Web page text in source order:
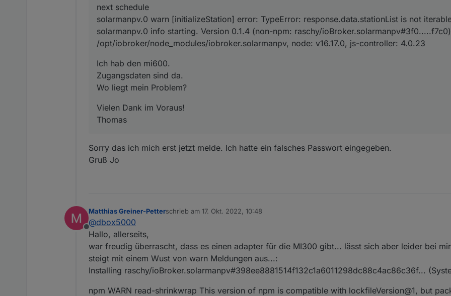
next schedule
solarmanpv.0 warn [initializeStation] error: TypeError: response.data.stationList is not
solarmanpv.0 info starting. Version 0.1.4 (non-npm: raschy/
/opt/iobroker/node_modules/iobroker.solarmanpv, node: v16.17.0, js-controller: 4.0.23
Ich hab den mi600.
Zugangsdaten sind da.
Wo liegt mein Problem?
Vielen Dank im Voraus!
Thomas
Sorry das ich mich erst jetzt melde. Ich hatte ein falsches Passwort eingegeben.
Gruß Jo
Offline
Matthias Greiner-Petterschrieb am 17. Okt. 2022, 10:48
zuletzt editiert von
@dbox5000
Hallo, allerseits,
war freudig überrascht, dass es einen adapter für die MI300 gibt... lässt sich aber leider bei
steigt mit einem Wust von warn Meldungen aus...:
Installing raschy/ioBroker.solarmanpv#398ee8881514f132c1a6011298dc88c4ac86c36f...
npm WARN read-shrinkwrap This version of npm is compatible with lockfileVersion@1, but